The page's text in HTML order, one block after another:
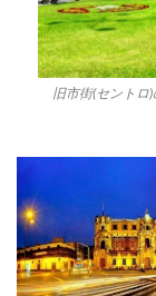
旧市街(セントロ